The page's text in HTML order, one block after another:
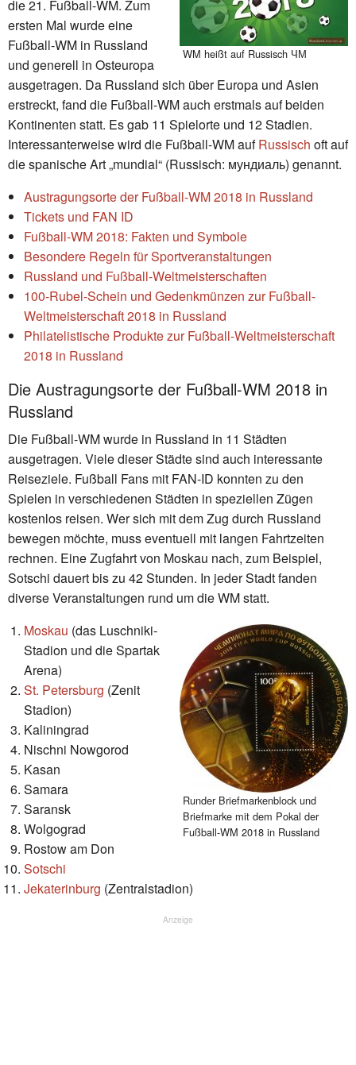
WM heißt auf Russisch ЧМ
die 21. Fußball-WM. Zum
ersten Mal wurde eine
Fußball-WM in Russland
und generell in Osteuropa
ausgetragen. Da Russland sich über Europa und Asien
erstreckt, fand die Fußball-WM auch erstmals auf beiden
Kontinenten statt. Es gab 11 Spielorte und 12 Stadien.
Interessanterweise wird die Fußball-WM aufRussisch oft auf
die spanische Art „mundial“ (Russisch: мундиаль) genannt.
Austragungsorte der Fußball-WM 2018 in Russland
Tickets und FAN ID
Fußball-WM 2018: Fakten und Symbole
Besondere Regeln für Sportveranstaltungen
Russland und Fußball-Weltmeisterschaften
100-Rubel-Schein und Gedenkmünzen zur Fußball-
Weltmeisterschaft 2018 in Russland
Philatelistische Produkte zur Fußball-Weltmeisterschaft
2018 in Russland
Die Austragungsorte der Fußball-WM 2018 in
Russland
Die Fußball-WM wurde in Russland in 11 Städten
ausgetragen. Viele dieser Städte sind auch interessante
Reiseziele. Fußball Fans mit FAN-ID konnten zu den
Spielen in verschiedenen Städten in speziellen Zügen
kostenlos reisen. Wer sich mit dem Zug durch Russland
bewegen möchte, muss eventuell mit langen Fahrtzeiten
rechnen. Eine Zugfahrt von Moskau nach, zum Beispiel,
Sotschi dauert bis zu 42 Stunden. In jeder Stadt fanden
diverse Veranstaltungen rund um die WM statt.
Runder Briefmarkenblock und
Briefmarke mit dem Pokal der
Fußball-WM 2018 in Russland
Moskau (das Luschniki-
Stadion und die Spartak
Arena)
St. Petersburg (Zenit
Stadion)
Kaliningrad
Nischni Nowgorod
Kasan
Samara
Saransk
Wolgograd
Rostow am Don
Sotschi
Jekaterinburg (Zentralstadion)
Anzeige